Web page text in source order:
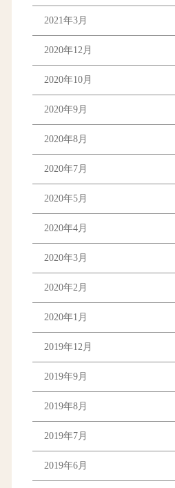
2021年3月
2020年12月
2020年10月
2020年9月
2020年8月
2020年7月
2020年5月
2020年4月
2020年3月
2020年2月
2020年1月
2019年12月
2019年9月
2019年8月
2019年7月
2019年6月